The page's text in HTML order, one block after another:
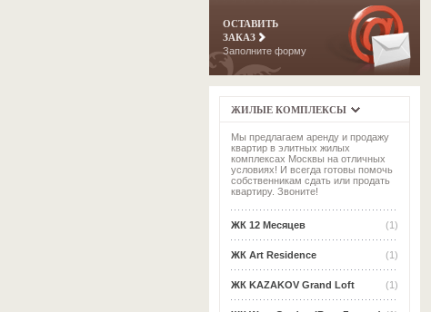
ОСТАВИТЬ
ЗАКАЗ
Заполните форму
ЖИЛЫЕ КОМПЛЕКСЫ
Мы предлагаем аренду и продажу
квартир в элитных жилых
комплексах Москвы на отличных
условиях! И всегда готовы помочь
собственникам сдать или продать
квартиру. Звоните!
(1)
ЖК 12 Месяцев
(1)
ЖК Art Residence
(1)
ЖК KAZAKOV Grand Loft